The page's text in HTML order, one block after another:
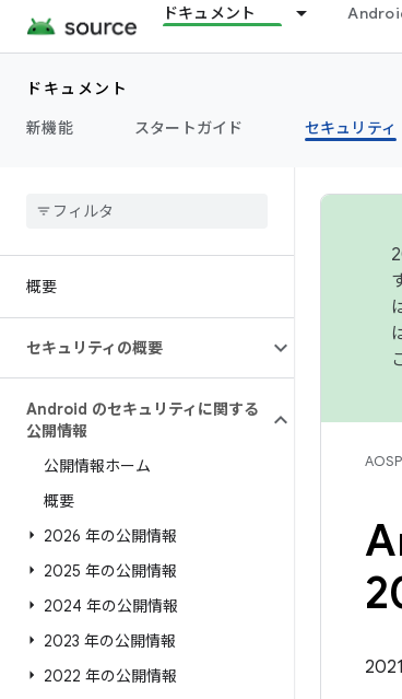
ドキュメント
ドキュメント
新機能
スタートガイド セキュリティ
概要
セキュリティの概要
Android のセキュリティに関する
公開情報
公開情報ホーム
概要
2026 年の公開情報
2025 年の公開情報
2024 年の公開情報
2023 年の公開情報
2022 年の公開情報
AOSP